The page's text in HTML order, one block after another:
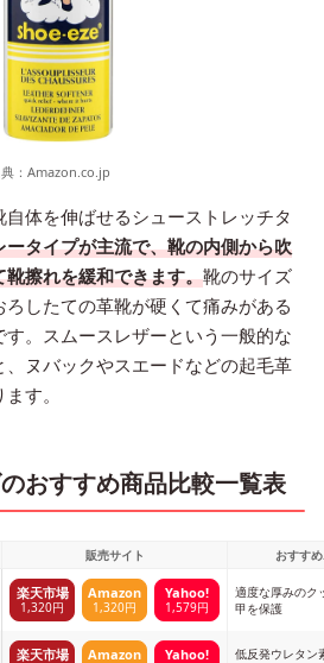
： Amazon.co.jp
体を伸ばせるシューストレッチタ
ータイプが主流で、靴の内側から吹
擦れを緩和できます。靴のサイズ
したての革靴が硬くて痛みがある
。スムースレザーという一般的な
ヌバックやスエードなどの起毛革
す。
おすすめ商品比較一覧表
販売サイト
おすす
楽天市場
1,320円
Amazon
1,320円
Yahoo!
1,579円
適度な厚みのク
甲を保護
楽天市場 Amazon Yahoo!
低反発ウレタン